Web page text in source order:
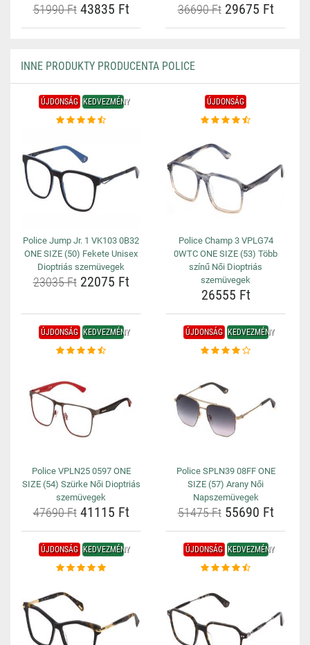
51990 Ft43835 Ft 36690 Ft29675 Ft
INNE PRODUKTY PRODUCENTA POLICE
ÚJDONSÁG KEDVEZMÉNY
Police Jump Jr. 1 VK103 0B32
ONE SIZE (50) Fekete Unisex
Dioptriás szemüvegek
23035 Ft22075 Ft
ÚJDONSÁG
Police Champ 3 VPLG74
0WTC ONE SIZE (53) Több
színű Női Dioptriás
szemüvegek
26555 Ft
ÚJDONSÁG KEDVEZMÉNY
Police VPLN25 0597 ONE
SIZE (54) Szürke Női Dioptriás
szemüvegek
47690 Ft41115 Ft
ÚJDONSÁG KEDVEZMÉNY
Police SPLN39 08FF ONE
SIZE (57) Arany Női
Napszemüvegek
51475 Ft55690 Ft
ÚJDONSÁG KEDVEZMÉNY ÚJDONSÁG KEDVEZMÉNY